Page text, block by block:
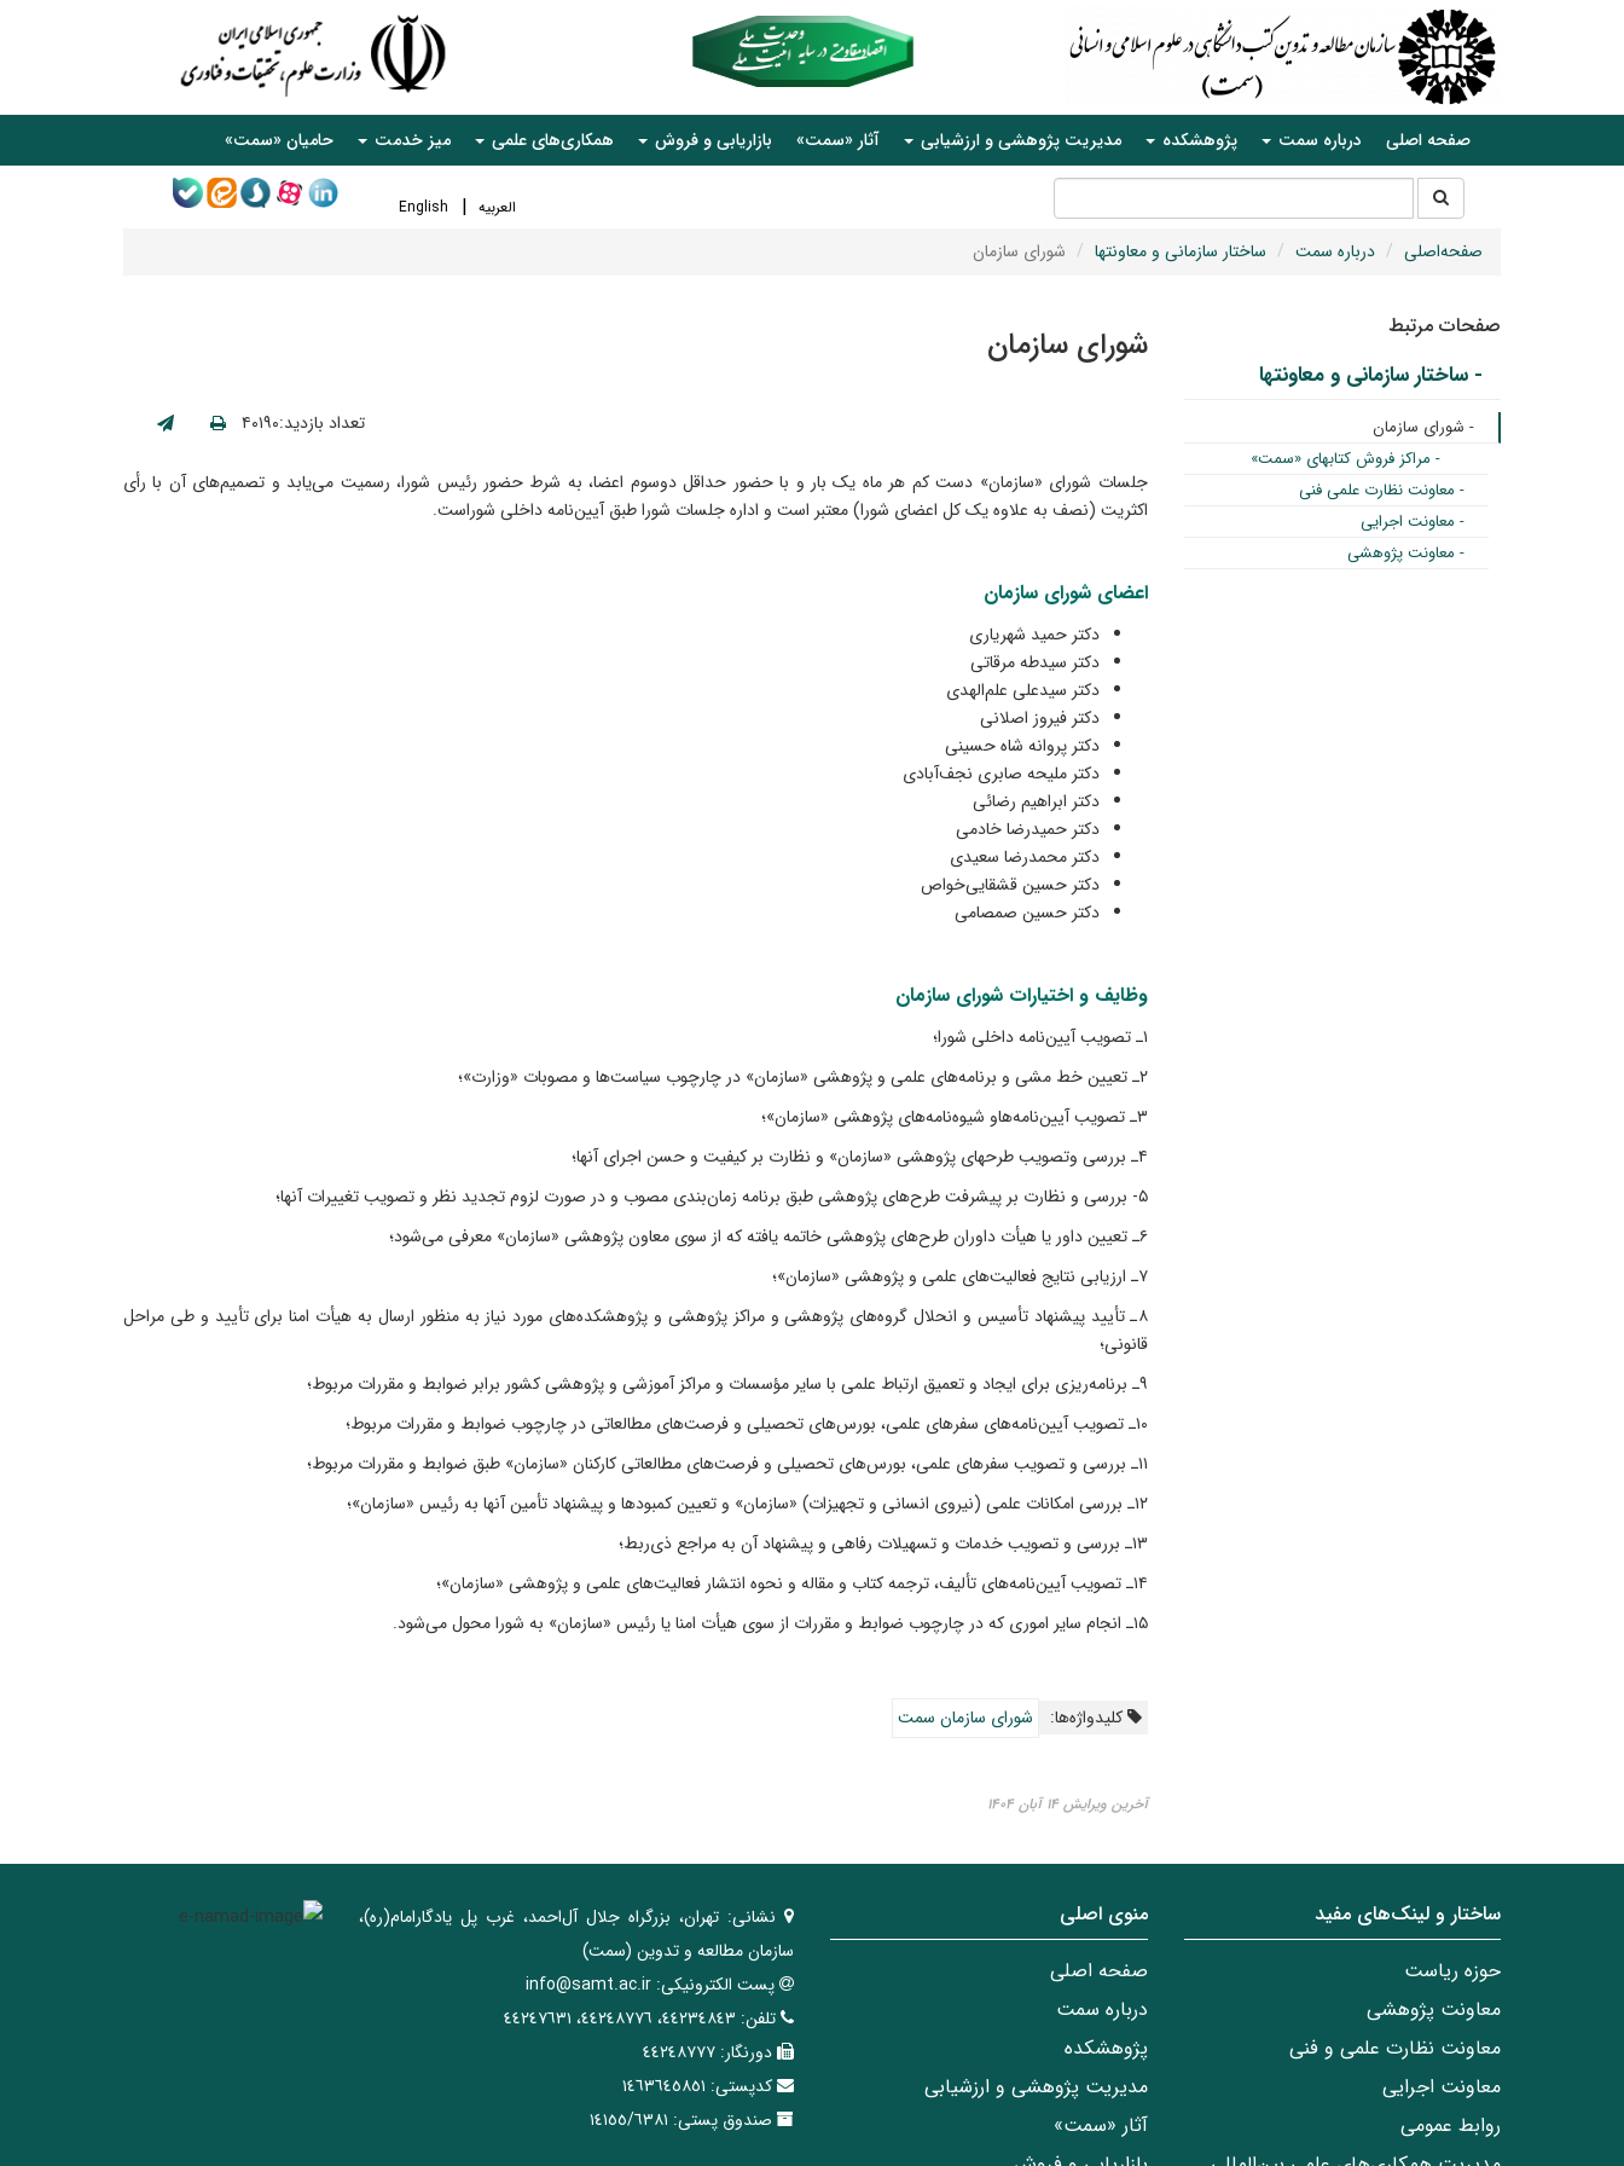
صفحه اصلی درباره سمت پژوهشکده مدیریت پژوهشی و ارزشیابی آثار «سمت» بازاریابی و فروش همکاری‌های علمی میز خدمت حامیان «سمت»
العربیه English جستجو
در
سایتصفحه‌اصلی درباره سمت ساختار سازمانی و معاونتها شورای سازمان
شورای سازمان
تعداد بازدید:۴۰۱۹۰
جلسات شورای «سازمان» دست کم هر ماه یک بار و با حضور حداقل دوسوم اعضا، به شرط حضور رئیس شورا، رسمیت می‌یابد و تصمیم‌های آن با رأی
اکثریت (نصف به علاوه یک کل اعضای شورا) معتبر است و اداره جلسات شورا طبق آیین‌نامه داخلی شوراست.
اعضای شورای سازمان
دکتر حمید شهریاری
دکتر سیدطه مرقاتی
دکتر سیدعلی علم‌الهدی
دکتر فیروز اصلانی
دکتر پروانه شاه حسینی
دکتر ملیحه صابری نجف‌آبادی
دکتر ابراهیم رضائی
دکتر حمیدرضا خادمی
دکتر محمدرضا سعیدی
دکتر حسین قشقایی‌خواص
دکتر حسین صمصامی‌
وظایف و اختیارات شورای سازمان
۱ـ تصویب آیین‌نامه داخلی شورا؛
۲ـ تعیین خط مشی و برنامه‌های علمی و پ‍‍ژوهشی «سازمان» در چارچوب سیاست‌ها و مصوبات «وزارت»؛
۳ـ تصویب آیین‌نامه‌هاو شیوه‌نامه‌های پژوهشی «سازمان»؛
۴ـ بررسی وتصویب طرحهای پژوهشی «سازمان» و نظارت بر کیفیت و حسن اجرای آنها؛
۵- بررسی و نظارت بر پیشرفت طرح‌های پژوهشی طبق برنامه زمان‌بندی مصوب و در صورت لزوم تجدید نظر و تصویب تغییرات آنها؛
۶ـ تعیین داور یا هیأت داوران طرح‌های پژوهشی خاتمه یافته که از سوی معاون پژوهشی «سازمان» معرفی می‌شود؛
۷ـ ارزیابی نتایج فعالیت‌های علمی و پژوهشی «سازمان»؛
۸ـ تأیید پیشنهاد تأسیس و انحلال گروه‌های پژوهشی و مراکز پژوهشی و پژوهشکده‌های مورد نیاز به منظور ارسال به هیأت امنا برای تأیید و طی مراحل
قانونی؛
۹ـ برنامه‌ریزی برای ایجاد و تعمیق ارتباط علمی با سایر مؤسسات و مراکز آموزشی و پژوهشی کشور برابر ضوابط و مقررات مربوط؛
۱۰ـ تصویب آیین‌نامه‌های سفرهای علمی، بورس‌های تحصیلی و فرصت‌های مطالعاتی در چارچوب ضوابط و مقررات مربوط؛
۱۱ـ بررسی و تصویب سفرهای علمی، بورس‌های تحصیلی و فرصت‌های مطالعاتی کارکنان «سازمان» طبق ضوابط و مقررات مربوط؛
۱۲ـ بررسی امکانات علمی (نیروی انسانی و تجهیزات) «سازمان» و تعیین کمبودها و پیشنهاد تأمین آنها به رئیس «سازمان»؛
۱۳ـ بررسی و تصویب خدمات و تسهیلات رفاهی و پیشنهاد آن به مراجع ذی‌ربط؛
۱۴ـ تصویب آیین‌نامه‌های تألیف، ترجمه کتاب و مقاله و نحوه انتشار فعالیت‌های علمی و پژوهشی «سازمان»؛
۱۵ـ انجام سایر اموری که در چارچوب ضوابط و مقررات از سوی هیأت امنا یا رئیس «سازمان» به شورا محول می‌شود.
کلیدواژه‌ها: شورای سازمان سمت
آخرین ویرایش ۱۴ آبان ۱۴۰۴
صفحات مرتبط
- ساختار سازمانی و معاونتها
- شورای سازمان
- مراکز فروش کتابهای «سمت»
- معاونت نظارت علمی فنی
- معاونت اجرایی
- معاونت پژوهشی
ساختار‌‌ و‌‌ لینک‌های مفید
حوزه ریاست
معاونت پژوهشی
معاونت نظارت علمی و فنی
معاونت اجرایی
روابط عمومی
منوی اصلی
صفحه اصلی
درباره سمت
پژوهشکده
مدیریت پژوهشی و ارزشیابی
آثار «سمت»
نشانی: تهران، ‌بزرگراه ‌جلال آل‌احمد، غرب پل يادگار‌امام(ره)‌،
سازمان مطالعه و تدوین‌ (سمت)
پست الکترونیکی: info@samt.ac.ir
تلفن: ٤٤٢٣٤٨٤٣، ٤٤٢٤٨٧٧٦، ٤٤٢٤٧٦٣١
دورنگار: ٤٤٢٤٨٧٧٧
کدپستی: ١٤٦٣٦٤٥٨٥١
صندوق پستی: ١٤١٥٥/٦٣٨١